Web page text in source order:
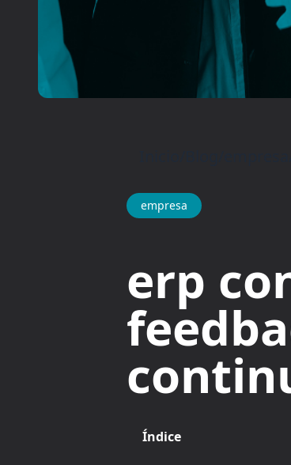
empresa
erp
Índice